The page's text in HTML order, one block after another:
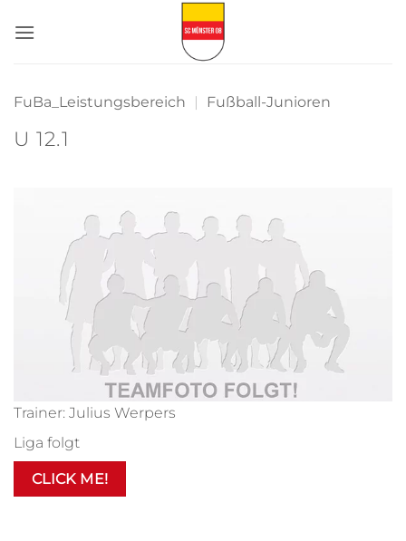
Inhalt
FuBa_Leistungsbereich | Fußball-Junioren
U 12.1
Trainer: Julius Werpers
Liga folgt
CLICK ME!